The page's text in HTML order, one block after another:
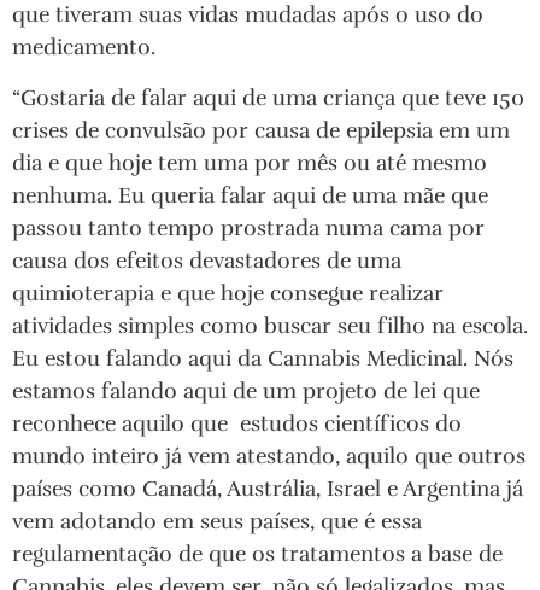
que tiveram suas vidas mudadas após o uso do
medicamento.
“Gostaria de falar aqui de uma criança que teve 150
crises de convulsão por causa de epilepsia em um
dia e que hoje tem uma por mês ou até mesmo
nenhuma. Eu queria falar aqui de uma mãe que
passou tanto tempo prostrada numa cama por
causa dos efeitos devastadores de uma
quimioterapia e que hoje consegue realizar
atividades simples como buscar seu filho na escola.
Eu estou falando aqui da Cannabis Medicinal. Nós
estamos falando aqui de um projeto de lei que
reconhece aquilo que estudos científicos do
mundo inteiro já vem atestando, aquilo que outros
países como Canadá, Austrália, Israel e Argentina já
vem adotando em seus países, que é essa
regulamentação de que os tratamentos a base de